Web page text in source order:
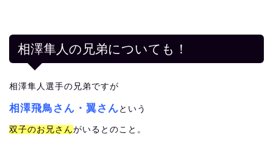
相澤隼人の兄弟についても！
相澤隼人選手の兄弟ですが
相澤飛鳥さん・翼さん という
双子のお兄さんがいるとのこと。